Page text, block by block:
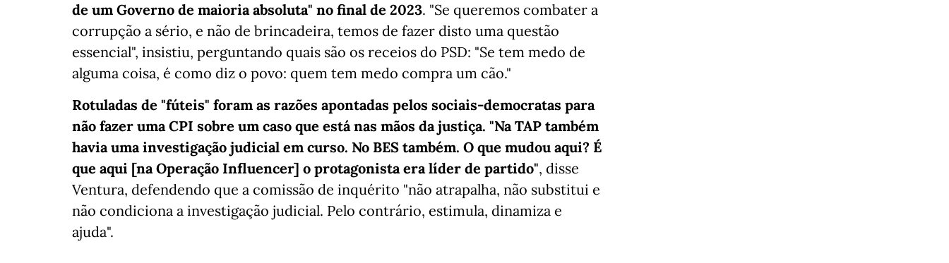
de um Governo de maioria absoluta" no final de 2023. "Se queremos combater a
corrupção a sério, e não de brincadeira, temos de fazer disto uma questão
essencial", insistiu, perguntando quais são os receios do PSD: "Se tem medo de
alguma coisa, é como diz o povo: quem tem medo compra um cão."
Rotuladas de "fúteis" foram as razões apontadas pelos sociais-democratas para
não fazer uma CPI sobre um caso que está nas mãos da justiça. "Na TAP também
havia uma investigação judicial em curso. No BES também. O que mudou aqui? É
que aqui [na Operação Influencer] o protagonista era líder de partido", disse
Ventura, defendendo que a comissão de inquérito "não atrapalha, não substitui e
não condiciona a investigação judicial. Pelo contrário, estimula, dinamiza e
ajuda".